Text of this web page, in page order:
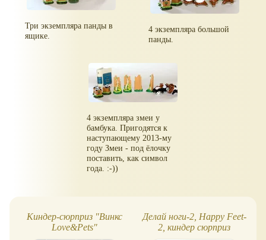
Три экземпляра панды в
ящике.
4 экземпляра большой
панды.
4 экземпляра змеи у
бамбука. Пригодятся к
наступающему 2013-му
году Змеи - под ёлочку
поставить, как символ
года. :-))
Киндер-сюрприз "Винкс
Love&Pets"
Делай ноги-2, Happy Feet-
2, киндер сюрприз